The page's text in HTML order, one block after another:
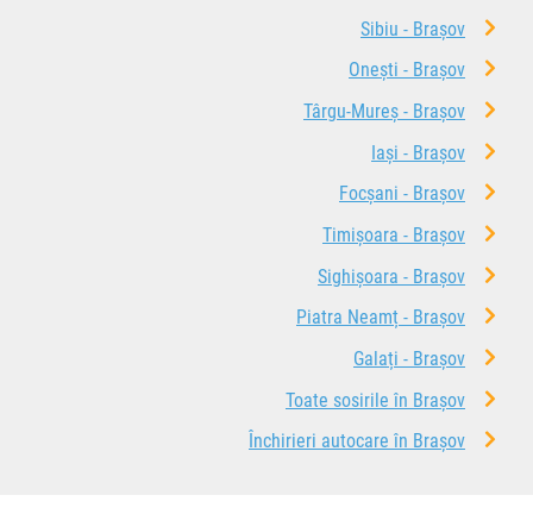
Sibiu - Brașov
Onești - Brașov
Târgu-Mureș - Brașov
Iași - Brașov
Focșani - Brașov
Timișoara - Brașov
Sighișoara - Brașov
Piatra Neamț - Brașov
Galați - Brașov
Toate sosirile în Brașov
Închirieri autocare în Brașov